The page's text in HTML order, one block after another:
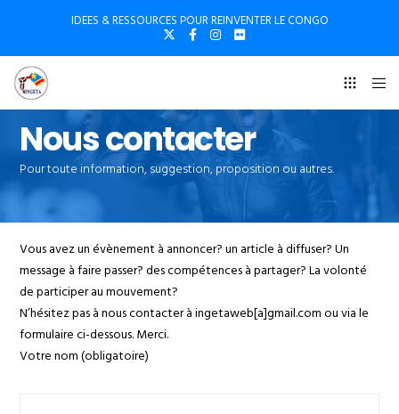
IDEES & RESSOURCES POUR REINVENTER LE CONGO
Nous contacter
Pour toute information, suggestion, proposition ou autres.
Vous avez un évènement à annoncer? un article à diffuser? Un
message à faire passer? des compétences à partager? La volonté
de participer au mouvement?
N’hésitez pas à nous contacter à ingetaweb[a]gmail.com ou via le
formulaire ci-dessous. Merci.
Votre nom (obligatoire)